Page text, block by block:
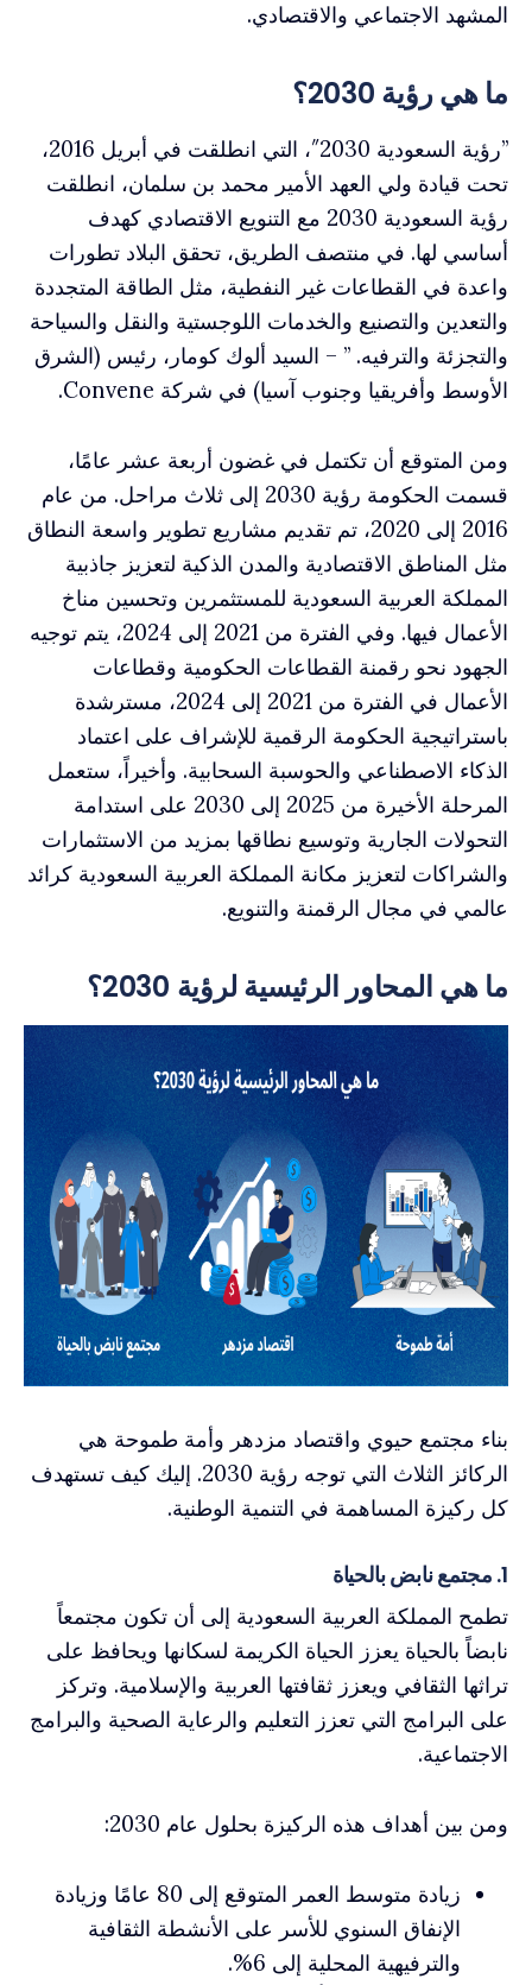
المشهد الاجتماعي والاقتصادي.
ما هي رؤية 2030؟
”رؤية السعودية 2030″، التي انطلقت في أبريل 2016،
تحت قيادة ولي العهد الأمير محمد بن سلمان، انطلقت
رؤية السعودية 2030 مع التنويع الاقتصادي كهدف
أساسي لها. في منتصف الطريق، تحقق البلاد تطورات
واعدة في القطاعات غير النفطية، مثل الطاقة المتجددة
والتعدين والتصنيع والخدمات اللوجستية والنقل والسياحة
والتجزئة والترفيه. ” – السيد ألوك كومار، رئيس (الشرق
الأوسط وأفريقيا وجنوب آسيا) في شركة Convene.
ومن المتوقع أن تكتمل في غضون أربعة عشر عامًا،
قسمت الحكومة رؤية 2030 إلى ثلاث مراحل. من عام
2016 إلى 2020، تم تقديم مشاريع تطوير واسعة النطاق
مثل المناطق الاقتصادية والمدن الذكية لتعزيز جاذبية
المملكة العربية السعودية للمستثمرين وتحسين مناخ
الأعمال فيها. وفي الفترة من 2021 إلى 2024، يتم توجيه
الجهود نحو رقمنة القطاعات الحكومية وقطاعات
الأعمال في الفترة من 2021 إلى 2024، مسترشدة
باستراتيجية الحكومة الرقمية للإشراف على اعتماد
الذكاء الاصطناعي والحوسبة السحابية. وأخيراً، ستعمل
المرحلة الأخيرة من 2025 إلى 2030 على استدامة
التحولات الجارية وتوسيع نطاقها بمزيد من الاستثمارات
والشراكات لتعزيز مكانة المملكة العربية السعودية كرائد
عالمي في مجال الرقمنة والتنويع.
ما هي المحاور الرئيسية لرؤية 2030؟
بناء مجتمع حيوي واقتصاد مزدهر وأمة طموحة هي
الركائز الثلاث التي توجه رؤية 2030. إليك كيف تستهدف
كل ركيزة المساهمة في التنمية الوطنية.
1. مجتمع نابض بالحياة
تطمح المملكة العربية السعودية إلى أن تكون مجتمعاً
نابضاً بالحياة يعزز الحياة الكريمة لسكانها ويحافظ على
تراثها الثقافي ويعزز ثقافتها العربية والإسلامية. وتركز
على البرامج التي تعزز التعليم والرعاية الصحية والبرامج
الاجتماعية.
ومن بين أهداف هذه الركيزة بحلول عام 2030:
زيادة متوسط العمر المتوقع إلى 80 عامًا وزيادة
الإنفاق السنوي للأسر على الأنشطة الثقافية
والترفيهية المحلية إلى 6%.